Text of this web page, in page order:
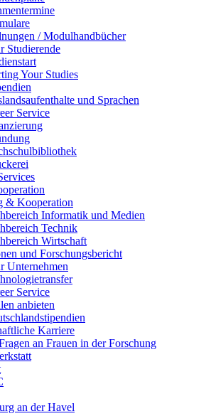
/ Modulhandbücher
Studierende
Your Studies
und Sprachen
Service
& Kooperation
Informatik und Medien
Technik
Wirtschaft
und Forschungsbericht
Unternehmen
Service
anbieten
Karriere
an Frauen in der Forschung
an der Havel